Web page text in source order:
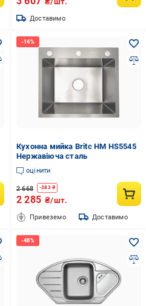
Доставимо
Кухонна мийка Britc HM HS5545
Нержавіюча сталь
оцінити
2 668 -383₴
2 285 ₴/шт.
Привеземо Доставимо